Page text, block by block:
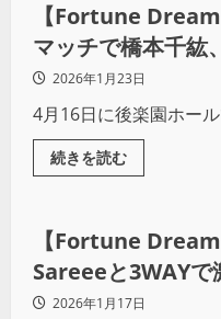
【Fortune
マッチで橋本千紘
2026年1月23日
4月16日に後楽園ホー
続きを読む
プロレス
【Fortune
Sareeeと3WAYで
だ？」
2026年1月17日